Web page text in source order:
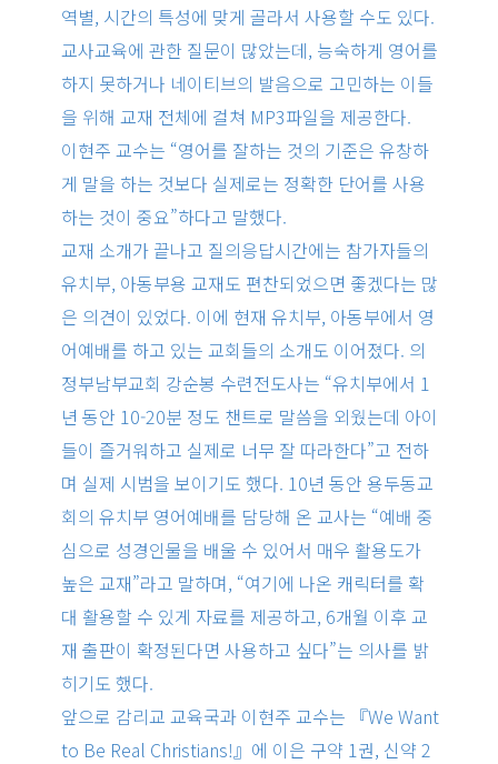
역별, 시간의 특성에 맞게 골라서 사용할 수도 있다.
교사교육에 관한 질문이 많았는데, 능숙하게 영어를
하지 못하거나 네이티브의 발음으로 고민하는 이들
을 위해 교재 전체에 걸쳐 MP3파일을 제공한다.
이현주 교수는 “영어를 잘하는 것의 기준은 유창하
게 말을 하는 것보다 실제로는 정확한 단어를 사용
하는 것이 중요”하다고 말했다.
교재 소개가 끝나고 질의응답시간에는 참가자들의
유치부, 아동부용 교재도 편찬되었으면 좋겠다는 많
은 의견이 있었다. 이에 현재 유치부, 아동부에서 영
어예배를 하고 있는 교회들의 소개도 이어졌다. 의
정부남부교회 강순봉 수련전도사는 “유치부에서 1
년 동안 10-20분 정도 챈트로 말씀을 외웠는데 아이
들이 즐거워하고 실제로 너무 잘 따라한다”고 전하
며 실제 시범을 보이기도 했다. 10년 동안 용두동교
회의 유치부 영어예배를 담당해 온 교사는 “예배 중
심으로 성경인물을 배울 수 있어서 매우 활용도가
높은 교재”라고 말하며, “여기에 나온 캐릭터를 확
대 활용할 수 있게 자료를 제공하고, 6개월 이후 교
재 출판이 확정된다면 사용하고 싶다”는 의사를 밝
히기도 했다.
앞으로 감리교 교육국과 이현주 교수는 『We Want
to Be Real Christians!』에 이은 구약 1권, 신약 2